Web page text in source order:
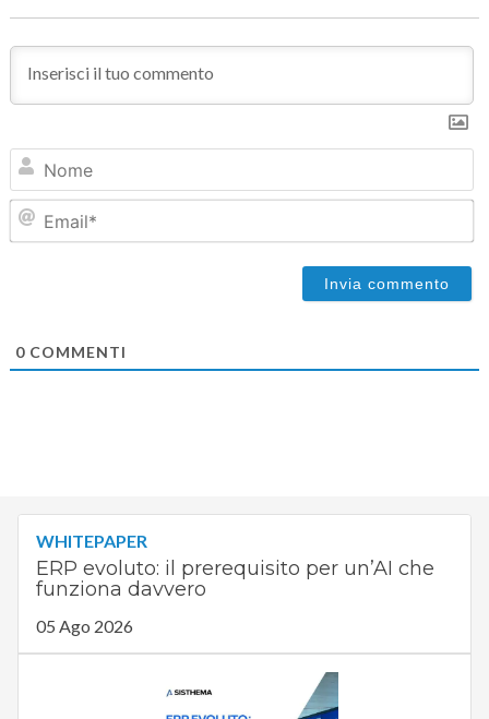
0COMMENTI
WHITEPAPER
ERP evoluto: il prerequisito per un’AI che
funziona davvero
05 Ago 2026